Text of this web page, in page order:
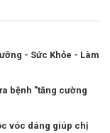
- Sức Khỏe - Làm
bệnh "tăng cường
vóc dáng giúp chị